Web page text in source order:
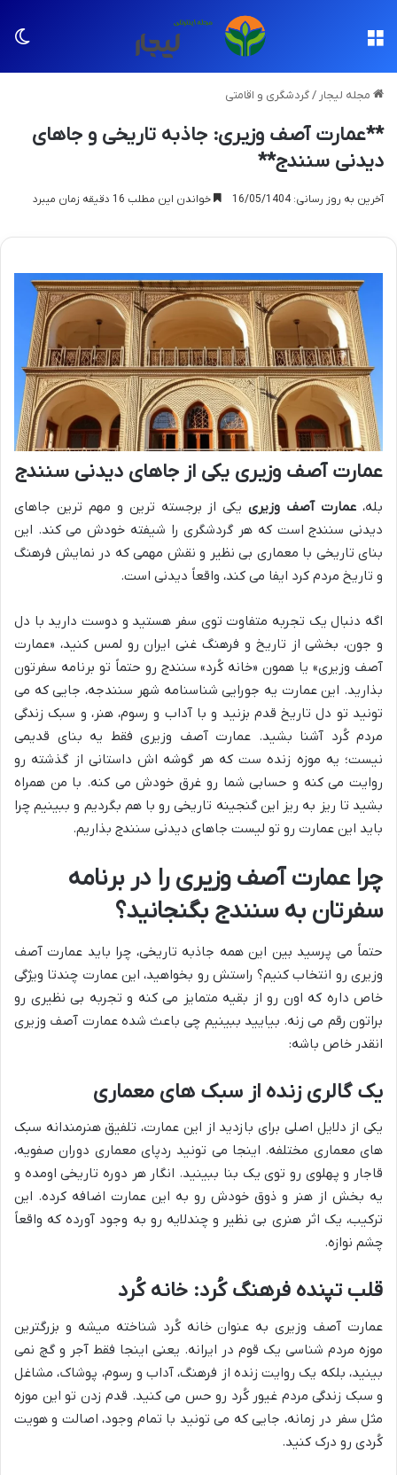
مجله لیجار /گردشگری و اقامتی
**عمارت آصف وزیری: جاذبه تاریخی و جاهای
دیدنی سنندج**
آخرین به روز رسانی: 16/05/1404 خواندن این مطلب 16 دقیقه زمان میبرد
عمارت آصف وزیری یکی از جاهای دیدنی سنندج
بله، عمارت آصف وزیرییکی از برجسته ترین و مهم ترین جاهای
دیدنی سنندج است که هر گردشگری را شیفته خودش می کند. این
بنای تاریخی با معماری بی نظیر و نقش مهمی که در نمایش فرهنگ
و تاریخ مردم کرد ایفا می کند، واقعاً دیدنی است.
اگه دنبال یک تجربه متفاوت توی سفر هستید و دوست دارید با دل
و جون، بخشی از تاریخ و فرهنگ غنی ایران رو لمس کنید، «عمارت
آصف وزیری» یا همون «خانه کُرد» سنندج رو حتماً تو برنامه سفرتون
بذارید. این عمارت یه جورایی شناسنامه شهر سنندجه، جایی که می
تونید تو دل تاریخ قدم بزنید و با آداب و رسوم، هنر، و سبک زندگی
مردم کُرد آشنا بشید. عمارت آصف وزیری فقط یه بنای قدیمی
نیست؛ یه موزه زنده ست که هر گوشه اش داستانی از گذشته رو
روایت می کنه و حسابی شما رو غرق خودش می کنه. با من همراه
بشید تا ریز به ریز این گنجینه تاریخی رو با هم بگردیم و ببینیم چرا
باید این عمارت رو تو لیست جاهای دیدنی سنندج بذاریم.
چرا عمارت آصف وزیری را در برنامه
سفرتان به سنندج بگنجانید؟
حتماً می پرسید بین این همه جاذبه تاریخی، چرا باید عمارت آصف
وزیری رو انتخاب کنیم؟ راستش رو بخواهید، این عمارت چندتا ویژگی
خاص داره که اون رو از بقیه متمایز می کنه و تجربه بی نظیری رو
براتون رقم می زنه. بیایید ببینیم چی باعث شده عمارت آصف وزیری
انقدر خاص باشه:
یک گالری زنده از سبک های معماری
یکی از دلایل اصلی برای بازدید از این عمارت، تلفیق هنرمندانه سبک
های معماری مختلفه. اینجا می تونید ردپای معماری دوران صفویه،
قاجار و پهلوی رو توی یک بنا ببینید. انگار هر دوره تاریخی اومده و
یه بخش از هنر و ذوق خودش رو به این عمارت اضافه کرده. این
ترکیب، یک اثر هنری بی نظیر و چندلایه رو به وجود آورده که واقعاً
چشم نوازه.
قلب تپنده فرهنگ کُرد: خانه کُرد
عمارت آصف وزیری به عنوان خانه کُرد شناخته میشه و بزرگترین
موزه مردم شناسی یک قوم در ایرانه. یعنی اینجا فقط آجر و گچ نمی
بینید، بلکه یک روایت زنده از فرهنگ، آداب و رسوم، پوشاک، مشاغل
و سبک زندگی مردم غیور کُرد رو حس می کنید. قدم زدن تو این موزه
مثل سفر در زمانه، جایی که می تونید با تمام وجود، اصالت و هویت
کُردی رو درک کنید.